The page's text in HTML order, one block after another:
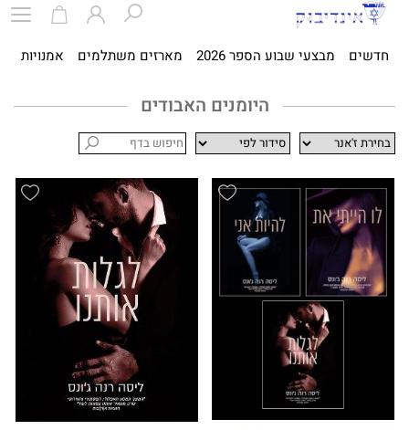
חדשים מבצעי שבוע הספר 2026 מארזים משתלמים אמנויות
היומנים האבודים